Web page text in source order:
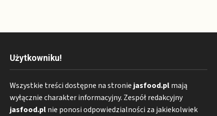
Użytkowniku!
Wszystkie treści dostępne na stronie jasfood.plmają
wyłącznie charakter informacyjny. Zespół redakcyjny
jasfood.plnie ponosi odpowiedzialności za jakiekolwiek